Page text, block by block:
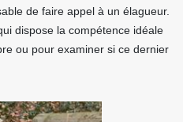
de faire appel à un élagueur.
dispose la compétence idéale
ou pour examiner si ce dernier